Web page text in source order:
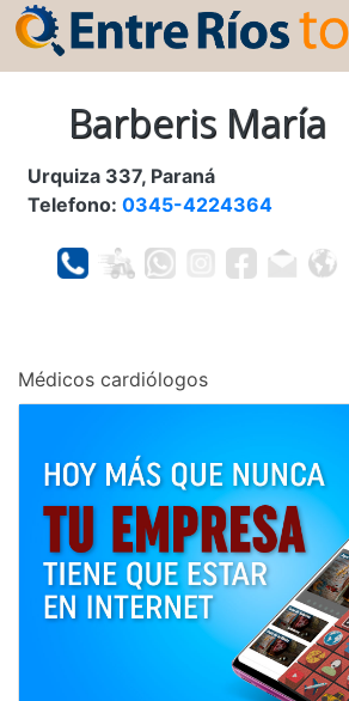
Barberis María
Urquiza 337, Paraná
Telefono: 0345-4224364
Médicos cardiólogos